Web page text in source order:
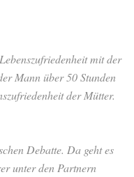
mit der
Mann über 50 Stunden
der Mütter.
Debatte. Da geht es
unter den Partnern